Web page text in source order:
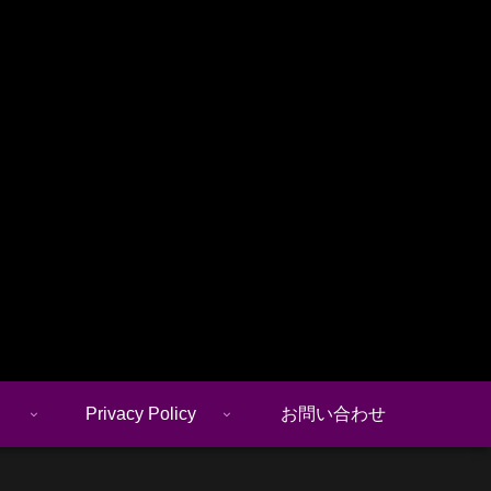
Privacy Policy お問い合わせ